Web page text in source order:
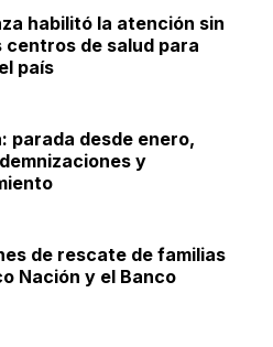
habilitó la atención sin
centros de salud para
país
parada desde enero,
y
de rescate de familias
Nación y el Banco